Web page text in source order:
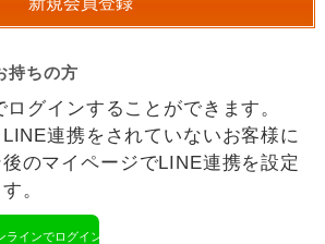
持ちの方
グインすることができます。
連携をされていないお客様に
のマイページでLINE連携を設定
。
ラインでログイン